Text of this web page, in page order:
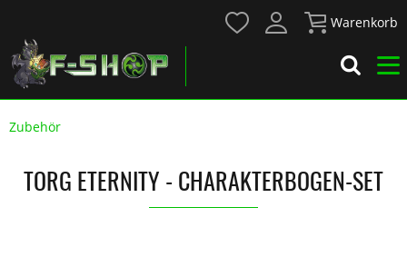
Warenkorb
Zubehör
TORG ETERNITY - CHARAKTERBOGEN-SET